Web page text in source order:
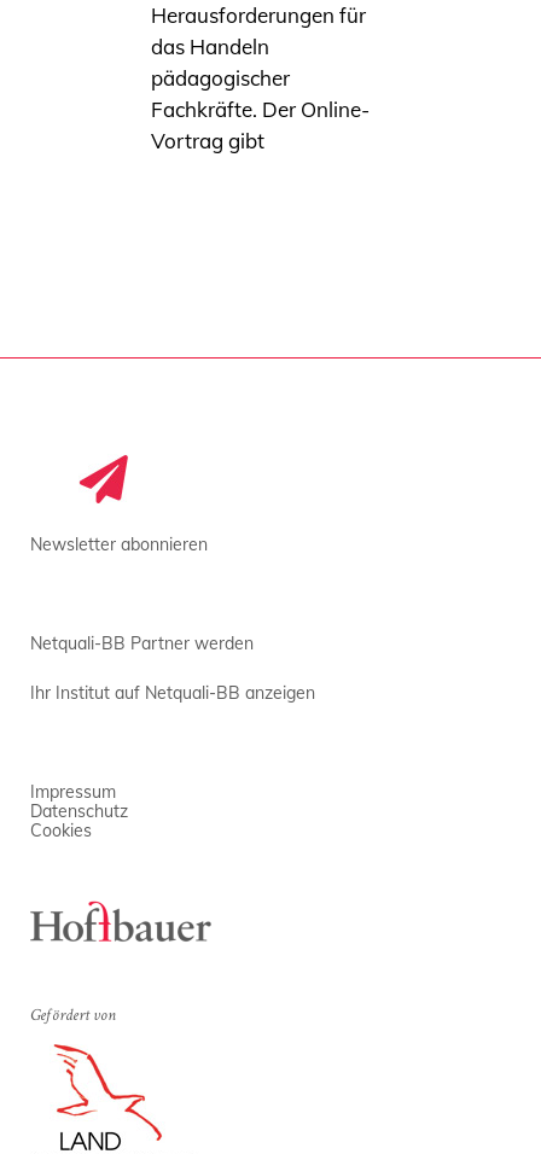
Herausforderungen für
das Handeln
pädagogischer
Fachkräfte. Der Online-
Vortrag gibt
Newsletter abonnieren
Netquali-BB Partner werden
Ihr Institut auf Netquali-BB anzeigen
Impressum
Datenschutz
Cookies
Gefördert von